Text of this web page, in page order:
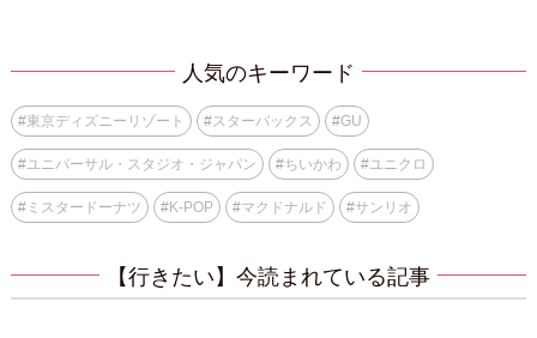
人気のキーワード
#東京ディズニーリゾート #スターバックス #GU
#ユニバーサル・スタジオ・ジャパン #ちいかわ #ユニクロ
#ミスタードーナツ #K-POP #マクドナルド #サンリオ
【行きたい】今読まれている記事